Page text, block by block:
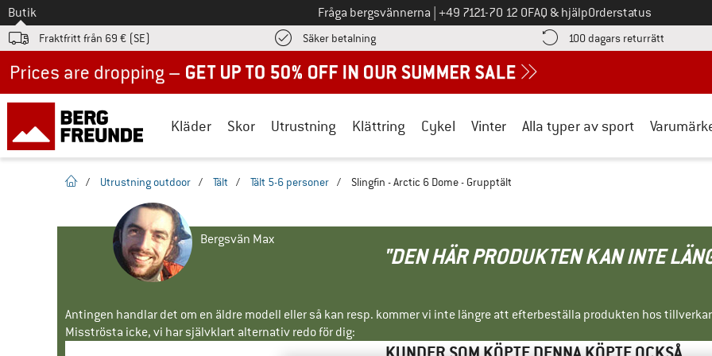
Till
Butik Fråga bergsvännerna Ring oss på
+49 7121-70 12 0FAQ & hjälpOrderstatus
Fraktfritt från 69 € (SE) Säker betalningHitta betalningsinformationen här! Öppnas i en inforuta
100 dagars returrätt Gå till
Kläder Skor Utrustning Klättring Cykel Vinter Alla typer av sport
Hemsida
/ Utrustning outdoor / Tält / Tält 5-6 personer / Slingfin - Arctic 6 Dome - Grupptält
Bergsvän Max
"DEN HÄR PRODUKTEN KAN INTE
Antingen handlar det om en äldre modell eller så kan resp. kommer vi inte längre att efterbeställa produkten hos
Misströsta icke, vi har självklart alternativ redo för dig: